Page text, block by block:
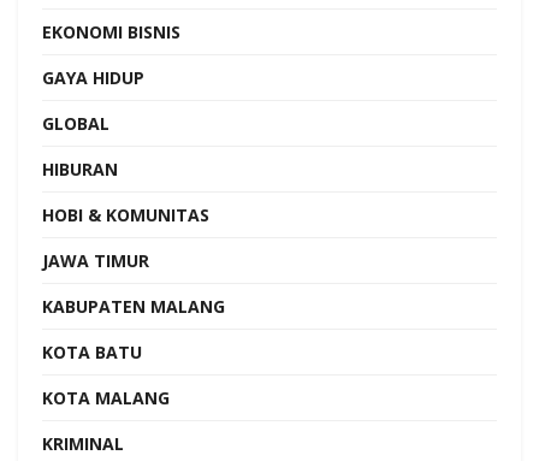
EKONOMI BISNIS
GAYA HIDUP
GLOBAL
HIBURAN
HOBI & KOMUNITAS
JAWA TIMUR
KABUPATEN MALANG
KOTA BATU
KOTA MALANG
KRIMINAL